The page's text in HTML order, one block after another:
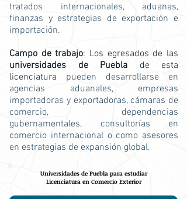
tratados internacionales, aduanas,
finanzas y estrategias de exportación e
importación.
Campo de trabajo: Los egresados de las
universidades de Puebla de esta
licenciatura pueden desarrollarse en
agencias aduanales, empresas
importadoras y exportadoras, cámaras de
comercio, dependencias
gubernamentales, consultorías en
comercio internacional o como asesores
en estrategias de expansión global.
Universidades de Puebla para estudiar
Licenciatura en Comercio Exterior